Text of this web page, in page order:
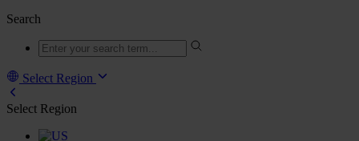
Search
Select Region
Select Region